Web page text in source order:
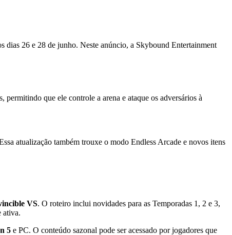
dias 26 e 28 de junho. Neste anúncio, a Skybound Entertainment
que ele controle a arena e ataque os adversários à
atualização também trouxe o modo Endless Arcade e novos itens
VS. O roteiro inclui novidades para as Temporadas 1, 2 e 3,
ativa.
5 e PC. O conteúdo sazonal pode ser acessado por jogadores que